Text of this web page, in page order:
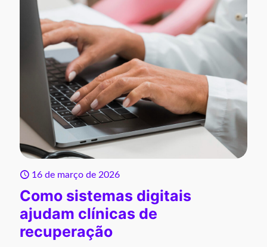
16 de março de 2026
Como sistemas digitais
ajudam clínicas de
recuperação